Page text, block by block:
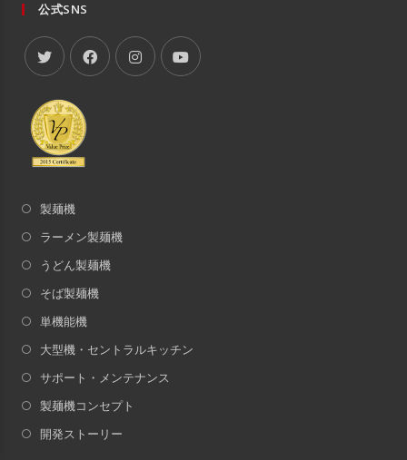
公式SNS
製麺機
ラーメン製麺機
うどん製麺機
そば製麺機
単機能機
大型機・セントラルキッチン
サポート・メンテナンス
製麺機コンセプト
開発ストーリー